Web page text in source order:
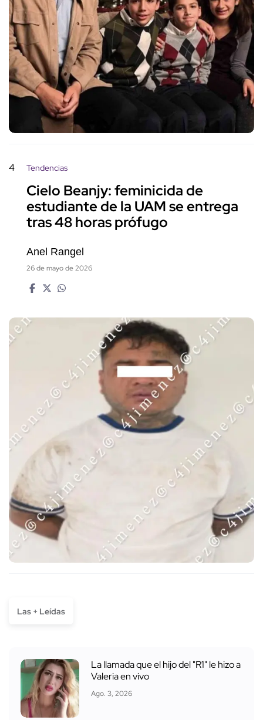
4 Tendencias
Cielo Beanjy: feminicida de
estudiante de la UAM se entrega
tras 48 horas prófugo
Anel Rangel
26 de mayo de 2026
Las + Leídas
La llamada que el hijo del "R1" le hizo a
Valeria en vivo
Ago. 3, 2026